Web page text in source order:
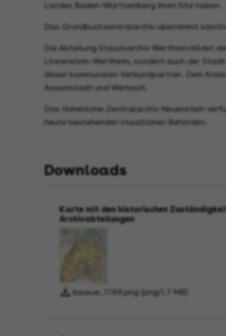
Landes Baden-Württemberg ihren Sitz haben.
Das Grundbuchzentralarchiv übernimmt
Die Abteilung Staatsarchiv Wertheim bildet
Löwenstein-Wertheim, sondern auch der
dieser kommunalen Verbundpartner. Dem
Assamstadt und Werbach.
Das Hohenlohe-Zentralarchiv Neuenstein
heute bestehenden staatlichen Behörden.
Downloads
Karte mit den historischen
Archivabteilungen
bawue_1789.png (png/1.7 MB)